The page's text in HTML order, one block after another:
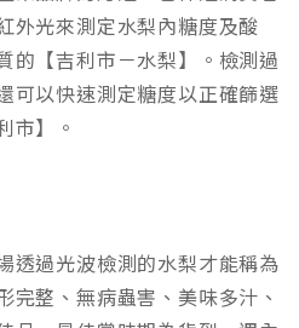
外光來測定水梨內糖度及酸
的【吉利市－水梨】。檢測過
可以快速測定糖度以正確篩選
市】。
過光波檢測的水梨才能稱為
完整、無病蟲害、美味多汁、